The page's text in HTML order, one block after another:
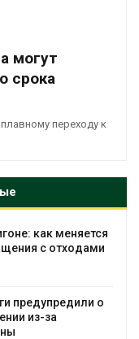
могут
срока
переходу к
как меняется
с отходами
предупредили о
из-за